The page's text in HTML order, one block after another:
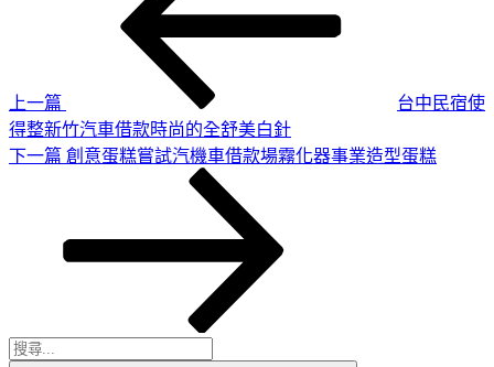
上一篇
台中民宿使
得整新竹汽車借款時尚的全舒美白針
下
下一篇 創意蛋糕嘗試汽機車借款場霧化器事業造型蛋糕
搜